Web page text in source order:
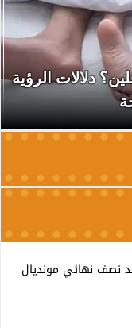
دلالات الرؤية
نصف نهائي مونديال